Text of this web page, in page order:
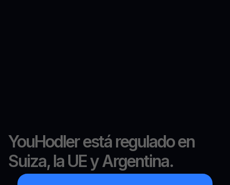
YouHodler está regulado en
Suiza, la UE y Argentina.